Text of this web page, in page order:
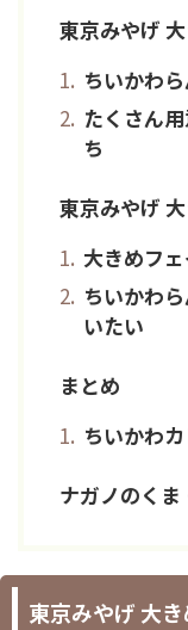
東京みやげ
ちいかわ
たくさん
ち
東京みやげ
大きめフ
ちいかわ
いたい
まとめ
ちいかわ
ナガノのく
東京みやげ 大